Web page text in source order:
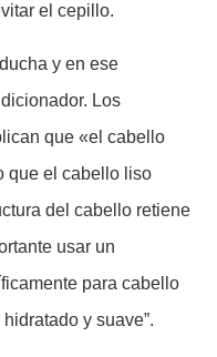
el cepillo.
y en ese
Los
que «el cabello
que el cabello liso
del cabello retiene
usar un
para cabello
y suave”.